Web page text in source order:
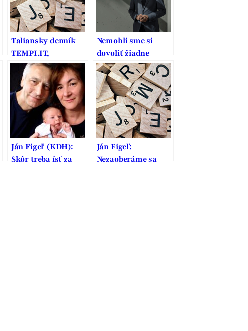
Taliansky denník
TEMPI.IT,
Benedetta Frigerio
sa pýta Jána Figeľa
Nemohli sme si
dovoliť žiadne
chyby. To, čo
zaplatili generácie
pred nami, je výzva
na našu
zodpovednosť
Ján Figeľ (KDH):
Skôr treba ísť za
Ján Figeľ:
Nezaoberáme sa